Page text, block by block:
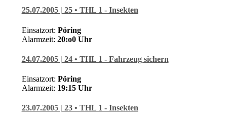
25.07.2005 | 25 • THL 1 - Insekten
Einsatzort: Pöring
Alarmzeit: 20:o0 Uhr
24.07.2005 | 24 • THL 1 - Fahrzeug sichern
Einsatzort: Pöring
Alarmzeit: 19:15Uhr
23.07.2005 | 23 • THL 1 - Insekten